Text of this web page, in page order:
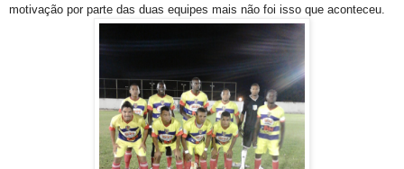
motivação por parte das duas equipes mais não foi isso que aconteceu.